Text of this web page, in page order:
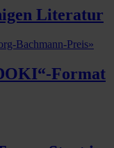
Literatur
Bachmann-Preis»
Format